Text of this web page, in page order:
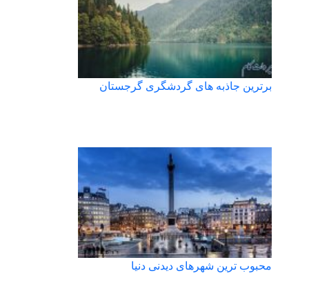
برترین جاذبه های گردشگری گرجستان
محبوب ترین شهرهای دیدنی دنیا